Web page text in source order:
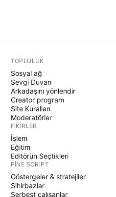
TOPLULUK
Sosyal ağ
Sevgi Duvarı
Arkadaşını yönlendir
Creator program
Site Kuralları
Moderatörler
FIKIRLER
İşlem
Eğitim
Editörün Seçtikleri
PINE SCRIPT
Göstergeler & stratejiler
Sihirbazlar
Serbest çalışanlar